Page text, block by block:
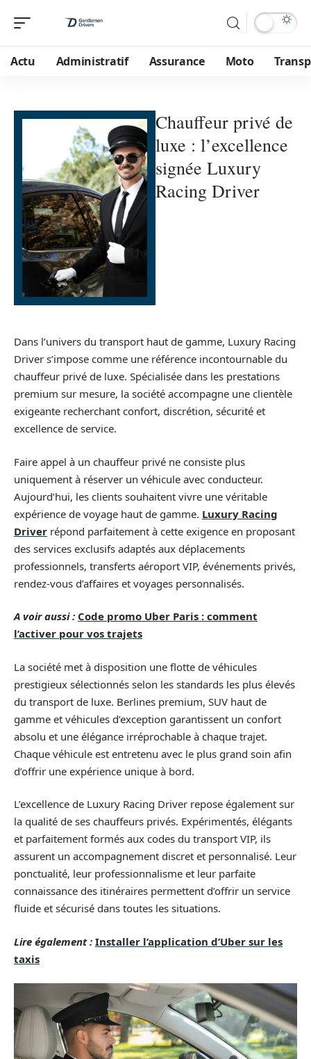
Actu Administratif Assurance Moto
Chauffeur privé de
luxe : l’excellence
signée Luxury
Racing Driver
Dans l’univers du transport haut de gamme, Luxury Racing
Driver s’impose comme une référence incontournable du
chauffeur privé de luxe. Spécialisée dans les prestations
premium sur mesure, la société accompagne une clientèle
exigeante recherchant confort, discrétion, sécurité et
excellence de service.
Faire appel à un chauffeur privé ne consiste plus
uniquement à réserver un véhicule avec conducteur.
Aujourd’hui, les clients souhaitent vivre une véritable
expérience de voyage haut de gamme. Luxury Racing
Driver répond parfaitement à cette exigence en proposant
des services exclusifs adaptés aux déplacements
professionnels, transferts aéroport VIP, événements privés,
rendez-vous d’affaires et voyages personnalisés.
A voir aussi : Code promo Uber Paris : comment
l’activer pour vos trajets
La société met à disposition une flotte de véhicules
prestigieux sélectionnés selon les standards les plus élevés
du transport de luxe. Berlines premium, SUV haut de
gamme et véhicules d’exception garantissent un confort
absolu et une élégance irréprochable à chaque trajet.
Chaque véhicule est entretenu avec le plus grand soin afin
d’offrir une expérience unique à bord.
L’excellence de Luxury Racing Driver repose également sur
la qualité de ses chauffeurs privés. Expérimentés, élégants
et parfaitement formés aux codes du transport VIP, ils
assurent un accompagnement discret et personnalisé. Leur
ponctualité, leur professionnalisme et leur parfaite
connaissance des itinéraires permettent d’offrir un service
fluide et sécurisé dans toutes les situations.
Lire également : Installer l’application d’Uber sur les
taxis